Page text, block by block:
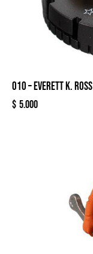
010 – EVERETT K. ROSS
$ 5.000